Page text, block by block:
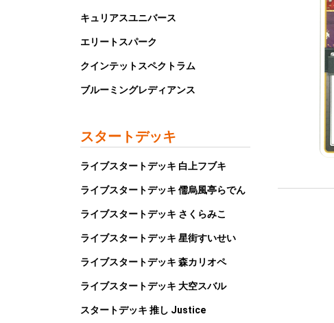
キュリアスユニバース
エリートスパーク
クインテットスペクトラム
ブルーミングレディアンス
スタートデッキ
ライブスタートデッキ 白上フブキ
ライブスタートデッキ 儒烏風亭らでん
ライブスタートデッキ さくらみこ
ライブスタートデッキ 星街すいせい
ライブスタートデッキ 森カリオペ
ライブスタートデッキ 大空スバル
スタートデッキ 推し Justice